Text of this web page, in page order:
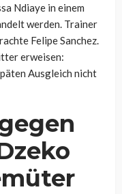
Ndiaye in einem
werden. Trainer
Felipe Sanchez.
erweisen:
Ausgleich nicht